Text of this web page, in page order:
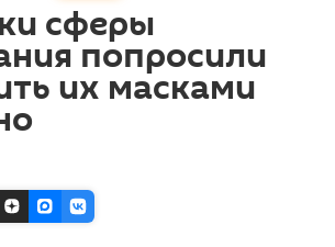
сферы
попросили
их масками